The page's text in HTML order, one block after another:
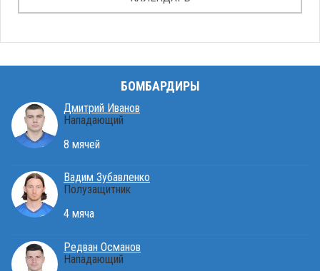
БОМБАРДИРЫ
Дмитрий Иванов
Нападающий
8 мячей
Вадим Зубавленко
Полузащитник
4 мяча
Редван Османов
Нападающий